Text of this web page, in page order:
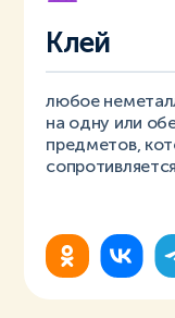
Клей
любое
на одну или
предметов,